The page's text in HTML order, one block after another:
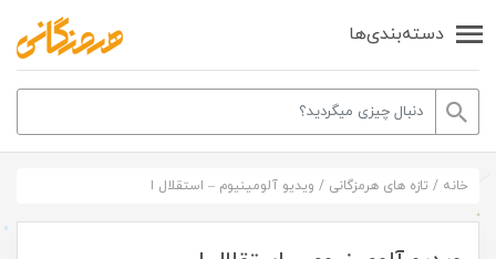
دسته‌بندی‌ها
خانه / تازه های هرمزگانی / ویدیو آلومینیوم – استقلال ا